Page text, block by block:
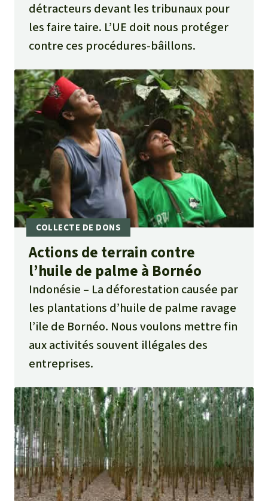
détracteurs devant les tribunaux pour
les faire taire. L’UE doit nous protéger
contre ces procédures-bâillons.
Actions de terrain contre
l’huile de palme à Bornéo
Indonésie
La déforestation causée par
les plantations d’huile de palme ravage
l’ile de Bornéo. Nous voulons mettre fin
aux activités souvent illégales des
entreprises.